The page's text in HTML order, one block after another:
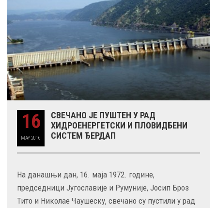
16
MAY 2016
СВЕЧАНО ЈЕ ПУШТЕН У РАД
ХИДРОЕНЕРГЕТСКИ И ПЛОВИДБЕНИ
СИСТЕМ ЂЕРДАП
На данашњи дан, 16. маја 1972. године,
председници Југославије и Румуније, Јосип Броз
Тито и Николае Чаушеску, свечано су пустили у рад